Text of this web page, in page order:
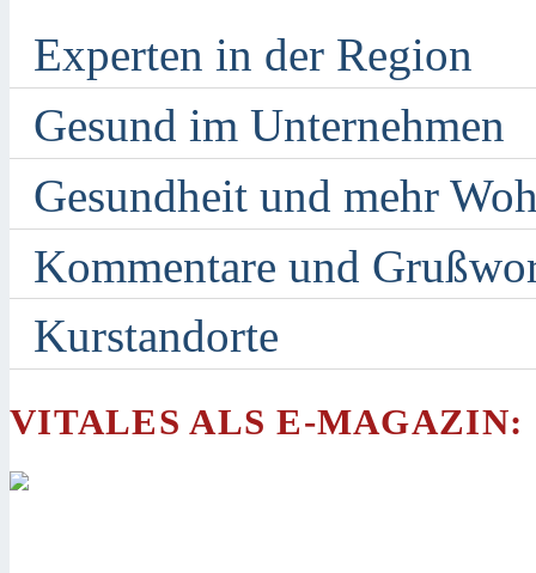
Experten in der Region
Gesund im Unternehmen
Gesundheit und mehr
Kommentare und
Kurstandorte
VITALES ALS E-MAGAZIN: